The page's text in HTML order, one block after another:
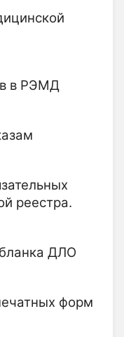
в РЭМД
реестра.
ДЛО
форм